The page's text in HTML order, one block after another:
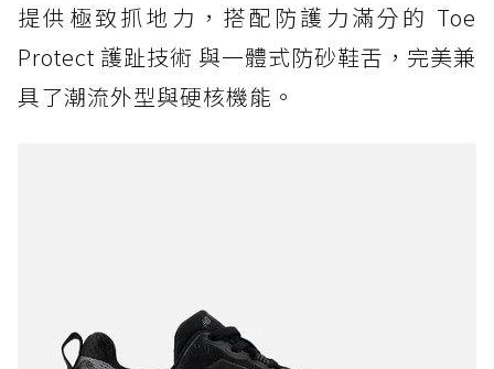
提供極致抓地力，搭配防護力滿分的 Toe
Protect 護趾技術 與一體式防砂鞋舌，完美兼
具了潮流外型與硬核機能。